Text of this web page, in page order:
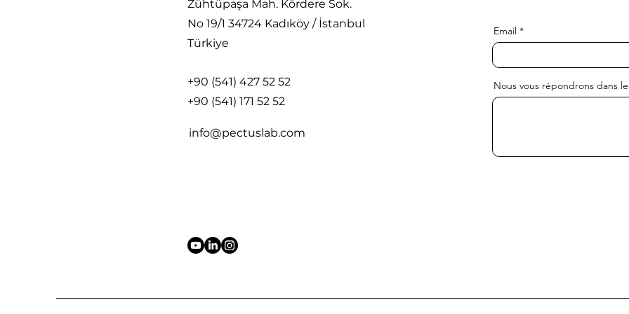
excavatum ? Indice de
Haller et autres outils
cliniques
et contrôle qualité chez
Zühtüpaşa Mah. Kördere Sok.
No 19/1 34724 Kadıköy / İstanbul
Türkiye
+90 (541) 427 52 52
+90 (541) 171 52 52
info@pectuslab.com
Email
Nous vous répondrons dans